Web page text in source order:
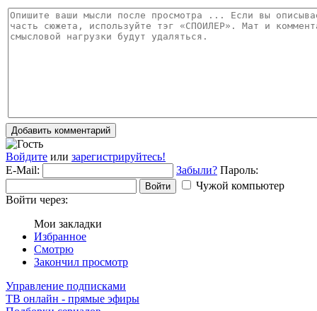
Добавить комментарий
Войдите или зарегистрируйтесь!
E-Mail:
Забыли? Пароль:
Войти
Чужой компьютер
Войти через:
Мои закладки
Избранное
Смотрю
Закончил просмотр
Управление подписками
ТВ онлайн - прямые эфиры